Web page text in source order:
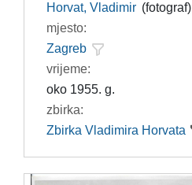
Horvat, Vladimir (fotograf)
mjesto:
Zagreb
vrijeme:
oko 1955. g.
zbirka:
Zbirka Vladimira Horvata